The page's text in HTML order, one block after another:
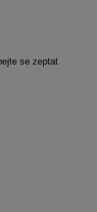
se zeptat